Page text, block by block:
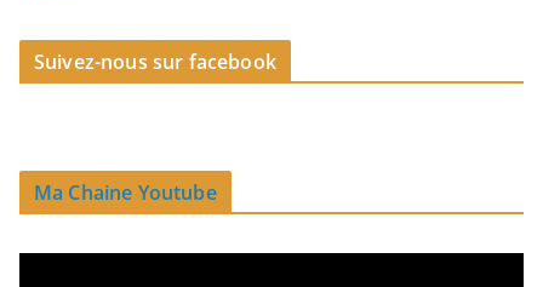
Suivez-nous sur facebook
Ma Chaine Youtube